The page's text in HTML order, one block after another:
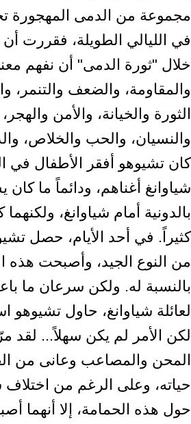
مجموعة من الدمى المهجورة
في الليالي الطويلة، فقررت أن
خلال "ثورة الدمى" أن نفهم
والمقاومة، والضعف والتنمر،
الثورة والخيانة، والأمن
كان تشيوهو أفقر الأطفال في
شياوانغ أغناهم، ودائماً ما
بالدونية أمام شياوانغ، ولكنهما
كثيراً. في أحد الأيام، حصل
من النوع الجيد، وأصبحت
بالنسبة له. ولكن سرعان ما
لعائلة شياوانغ، حاول تشيوهو
لكن الأمر لم يكن سهلاً... لقد
المحن والمصاعب وعانى من
حياته، وعلى الرغم من اختلاف
حول هذه الحمامة، إلا أنهما